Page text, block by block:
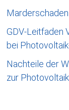
GDV-Leitfaden
bei
Nachteile der
zur